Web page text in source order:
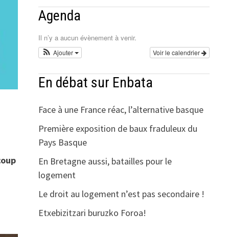
Agenda
Il n’y a aucun évènement à venir.
Voir le calendrier
Ajouter
En débat sur Enbata
Face à une France réac, l’alternative basque
Première exposition de baux fraduleux du
Pays Basque
En Bretagne aussi, batailles pour le
logement
Le droit au logement n’est pas secondaire !
Etxebizitzari buruzko Foroa!